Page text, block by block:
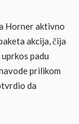
Horner aktivno
akcija, čija
padu
prilikom
da